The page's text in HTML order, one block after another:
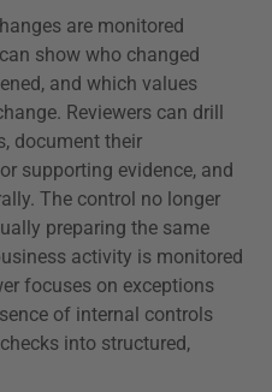
are monitored
show who changed
and which values
Reviewers can drill
document their
supporting evidence, and
The control no longer
preparing the same
activity is monitored
focuses on exceptions
of internal controls
into structured,